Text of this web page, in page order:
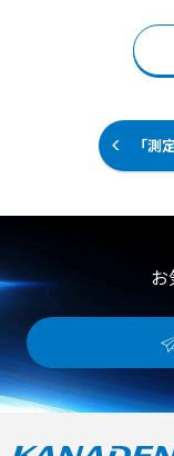
安全性認
ォールで
更するこ
ータ収集機能も備
不要で現場
入 ●強力な
全性認証
能 【用途・事例】 ●ファイアウォール内部のPLCやカメラ
への転送
「測
お